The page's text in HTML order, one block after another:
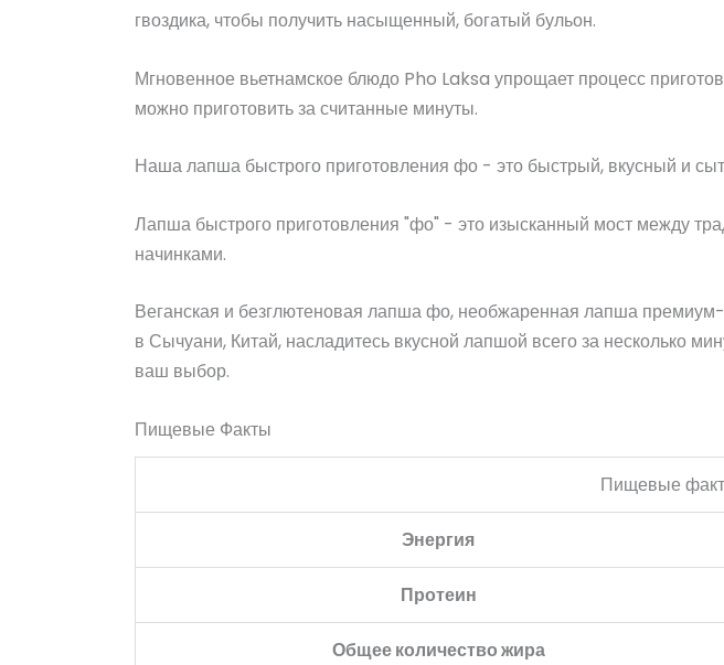
гвоздика, чтобы получить насыщенный, богатый бульон.
Мгновенное вьетнамское блюдо Pho Laksa упрощает процесс
можно приготовить за считанные минуты.
Наша лапша быстрого приготовления фо - это быстрый, вкусный и
Лапша быстрого приготовления "фо" - это изысканный мост между
начинками.
Веганская и безглютеновая лапша фо, необжаренная лапша премиум-
в Сычуани, Китай, насладитесь вкусной лапшой всего за несколько
ваш выбор.
Пищевые Факты
Пищевые
Энергия
Протеин
Общее количество жира